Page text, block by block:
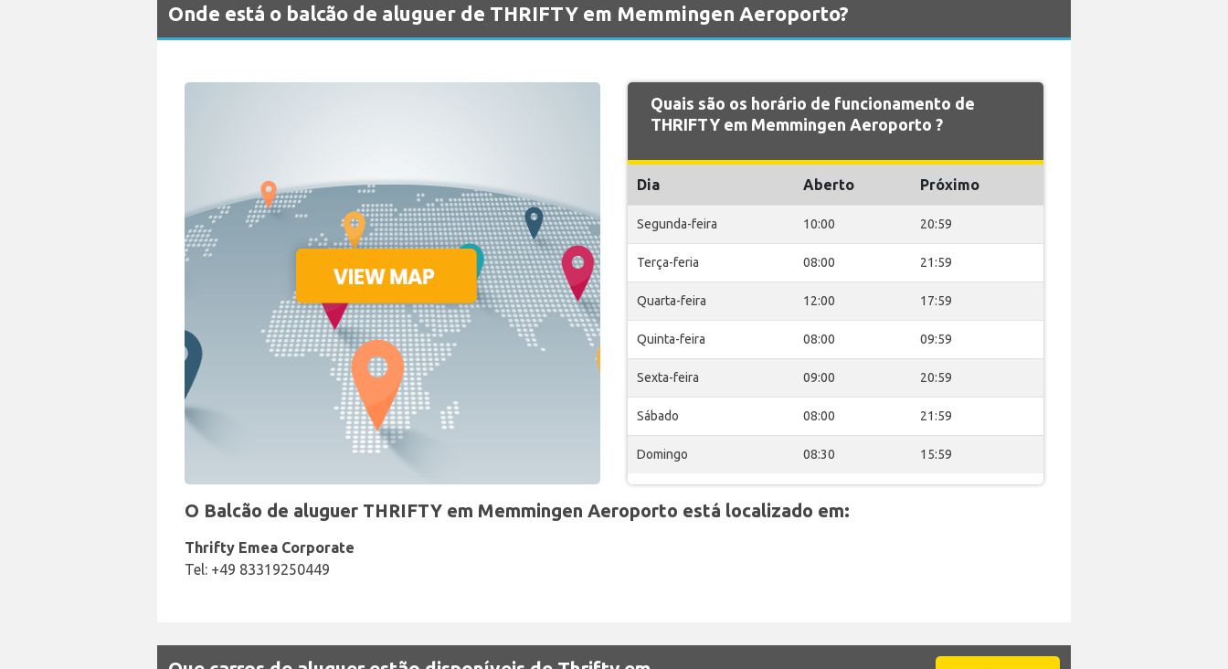
Onde está o balcão de aluguer de THRIFTY em Memmingen Aeroporto?
Quais são os horário de funcionamento de
THRIFTY em Memmingen Aeroporto ?
Dia Aberto Próximo
Segunda-feira 10:00 20:59
Terça-feria 08:00 21:59
Quarta-feira 12:00 17:59
Quinta-feira 08:00 09:59
Sexta-feira 09:00 20:59
Sábado 08:00 21:59
Domingo 08:30 15:59
O Balcão de aluguer THRIFTY em Memmingen Aeroporto está localizado em:
Thrifty Emea Corporate
Tel: +49 83319250449